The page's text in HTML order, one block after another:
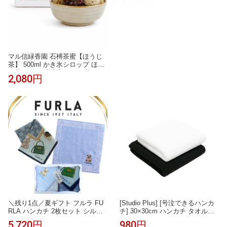
マル信緑香園 石榑茶蜜【ほうじ
茶】 500ml かき氷シロップ ほう
じ茶シロップ 茶蜜 ほうじ茶ラテ
牛乳割り アイス・コーヒーゼリ
2,080円
＼残り1点／夏ギフト フルラ FU
RLA ハンカチ 2枚セット シルク
混ハンカチ ブルー 58cm 大判 タ
[Studio Plus] [号泣できるハンカ
チ] 30×30cm ハンカチ タオル地
厚手 泣くシーンで活躍 結婚式 葬